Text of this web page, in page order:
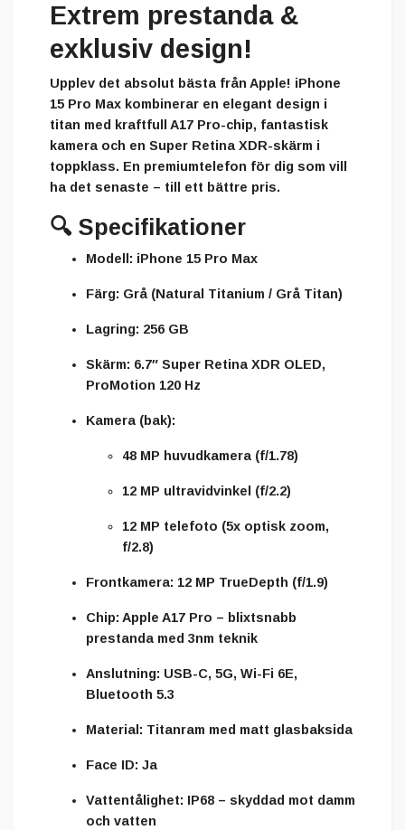
Extrem prestanda &
exklusiv design!
Upplev det absolut bästa från Apple! iPhone
15 Pro Max kombinerar en elegant design i
titan med kraftfull A17 Pro-chip, fantastisk
kamera och en Super Retina XDR-skärm i
toppklass. En premiumtelefon för dig som vill
ha det senaste – till ett bättre pris.
🔍 Specifikationer
Modell: iPhone 15 Pro Max
Färg: Grå (Natural Titanium / Grå Titan)
Lagring: 256 GB
Skärm: 6.7″ Super Retina XDR OLED,
ProMotion 120 Hz
Kamera (bak):
48 MP huvudkamera (f/1.78)
12 MP ultravidvinkel (f/2.2)
12 MP telefoto (5x optisk zoom,
f/2.8)
Frontkamera: 12 MP TrueDepth (f/1.9)
Chip: Apple A17 Pro – blixtsnabb
prestanda med 3nm teknik
Anslutning: USB-C, 5G, Wi-Fi 6E,
Bluetooth 5.3
Material: Titanram med matt glasbaksida
Face ID: Ja
Vattentålighet: IP68 – skyddad mot damm
och vatten